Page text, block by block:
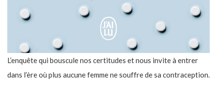
L’enquête qui bouscule nos certitudes et nous invite à entrer
dans l’ère où plus aucune femme ne souffre de sa contraception.